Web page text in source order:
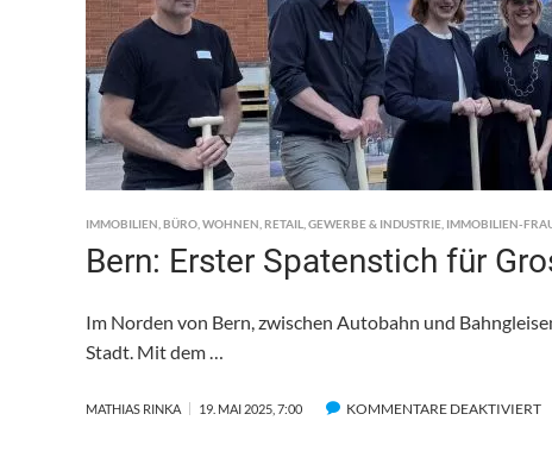
IMMOBILIEN BÜRO WOHNEN RETAIL GEWERBE & INDUSTRIE IMMOBILIEN-
Bern: Erster Spatenstich für
Im Norden von Bern, zwischen Autobahn und
Stadt. Mit dem …
MATHIAS RINKA 19. MAI 2025, 7:00 KOMMENTARE DEAKTIVIERT